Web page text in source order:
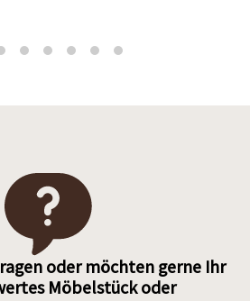
oder möchten gerne Ihr
Möbelstück oder